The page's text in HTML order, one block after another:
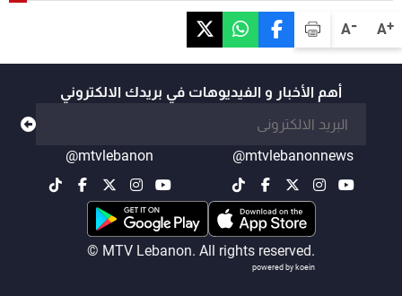
A+
A-
أهم الأخبار و الفيديوهات في بريدك الالكتروني
@mtvlebanonnews
@mtvlebanon
© MTV Lebanon. All rights reserved.
powered by koein